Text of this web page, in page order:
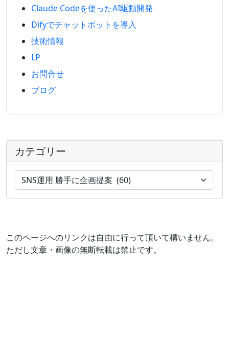
Claude Codeを使ったAI駆動開発
Difyでチャットボットを導入
技術情報
LP
お問合せ
ブログ
カテゴリー
このページへのリンクは自由に行って頂いて構いません。
ただし文章・画像の無断転載は禁止です。